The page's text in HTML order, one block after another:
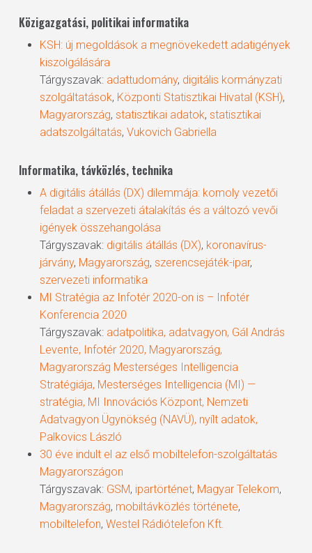
Közigazgatási, politikai informatika
KSH: új megoldások a megnövekedett adatigények
kiszolgálására
Tárgyszavak: adattudomány, digitális kormányzati
szolgáltatások, Központi Statisztikai Hivatal (KSH),
Magyarország, statisztikai adatok, statisztikai
adatszolgáltatás, Vukovich Gabriella
Informatika, távközlés, technika
A digitális átállás (DX) dilemmája: komoly vezetői
feladat a szervezeti átalakítás és a változó vevői
igények összehangolása
Tárgyszavak: digitális átállás (DX), koronavírus-
járvány, Magyarország, szerencsejáték-ipar,
szervezeti informatika
MI Stratégia az Infotér 2020-on is – Infotér
Konferencia 2020
Tárgyszavak: adatpolitika, adatvagyon, Gál András
Levente, Infotér 2020, Magyarország,
Magyarország Mesterséges Intelligencia
Stratégiája, Mesterséges Intelligencia (MI) —
stratégia, MI Innovációs Központ, Nemzeti
Adatvagyon Ügynökség (NAVÜ), nyílt adatok,
Palkovics László
30 éve indult el az első mobiltelefon-szolgáltatás
Magyarországon
Tárgyszavak: GSM, ipartörténet, Magyar Telekom,
Magyarország, mobiltávközlés története,
mobiltelefon, Westel Rádiótelefon Kft.